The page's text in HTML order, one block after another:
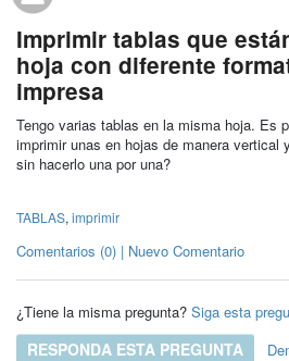
Imprimir tablas que
hoja con diferente
impresa
Tengo varias tablas en la misma hoja. Es
imprimir unas en hojas de manera vertical
sin hacerlo una por una?
TABLAS, imprimir
Comentarios (0) | Nuevo Comentario
¿Tiene la misma pregunta? Siga esta
RESPONDA ESTA PREGUNTA